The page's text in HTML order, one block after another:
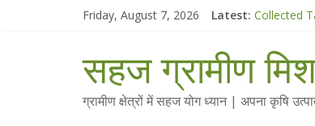
Friday, August 7, 2026 Latest: Collected
चैतन्यित जल
Standee
Chalo
सहज ग्रामीण
ग्रामीण क्षेत्रों में सहज योग ध्यान | अपना कृषि